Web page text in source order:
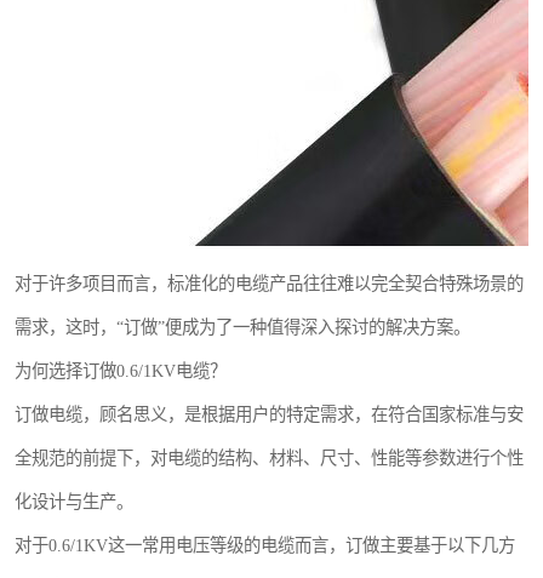
对于许多项目而言，标准化的电缆产品往往难以完全契合特殊场景的
需求，这时，“订做”便成为了一种值得深入探讨的解决方案。
为何选择订做0.6/1KV电缆？
订做电缆，顾名思义，是根据用户的特定需求，在符合国家标准与安
全规范的前提下，对电缆的结构、材料、尺寸、性能等参数进行个性
化设计与生产。
对于0.6/1KV这一常用电压等级的电缆而言，订做主要基于以下几方